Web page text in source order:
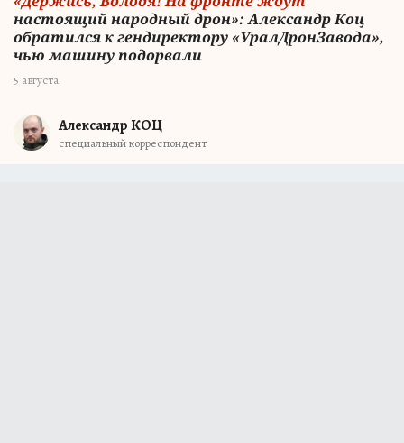
настоящий народный дрон»: Александр Коц
обратился к гендиректору «УралДронЗавода»,
чью машину подорвали
5 августа
Александр КОЦ
специальный корреспондент